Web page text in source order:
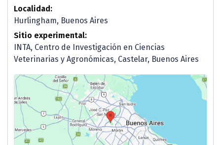
Localidad:
Hurlingham, Buenos Aires
Sitio experimental:
INTA, Centro de Investigación en Ciencias
Veterinarias y Agronómicas, Castelar, Buenos Aires